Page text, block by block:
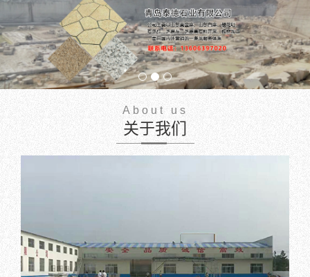
单
About us
关于我们